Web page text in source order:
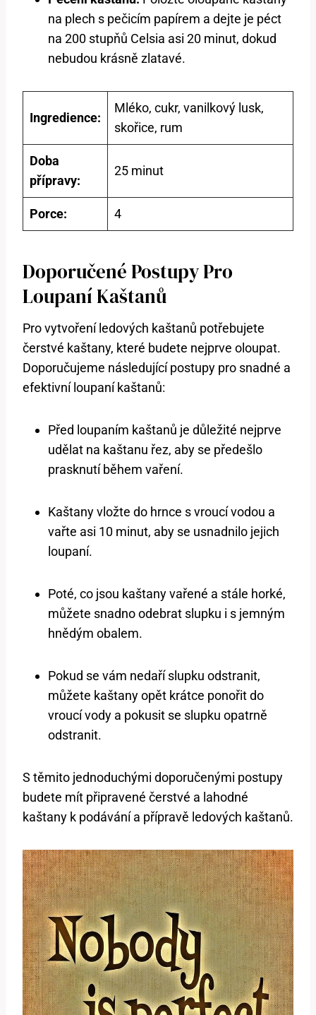
na plech‌ s pečicím papírem ⁤a dejte je péct
na​ 200 stupňů ⁤Celsia asi 20 minut, dokud
nebudou krásně zlatavé.
Ingredience:
Mléko, cukr, vanilkový lusk,
skořice, ⁤rum
Doba
přípravy:
25 minut
Porce: 4
Doporučené Postupy Pro
Loupaní Kaštanů
Pro vytvoření ledových kaštanů ⁢potřebujete
čerstvé kaštany, ‍které budete nejprve oloupat. ​
Doporučujeme následující postupy ‌pro snadné a
efektivní loupaní⁣ kaštanů:
Před loupaním kaštanů je důležité ‍nejprve
⁤udělat na kaštanu řez,‌ aby se předešlo
prasknutí během vaření.
Kaštany vložte do hrnce s vroucí vodou a
vařte asi 10 ⁣minut, aby se ⁢usnadnilo jejich
loupaní.
Poté, co jsou kaštany vařené a‍ stále horké,
můžete snadno odebrat slupku i s jemným
‌hnědým obalem.
Pokud se vám‍ nedaří slupku odstranit,
můžete kaštany opět krátce ponořit do
vroucí ‌vody a pokusit ⁢se ⁢slupku‌ opatrně
odstranit.
S těmito ⁤jednoduchými doporučenými postupy
budete‍ mít ⁣připravené čerstvé a lahodné
kaštany k podávání a ⁢přípravě ledových kaštanů.